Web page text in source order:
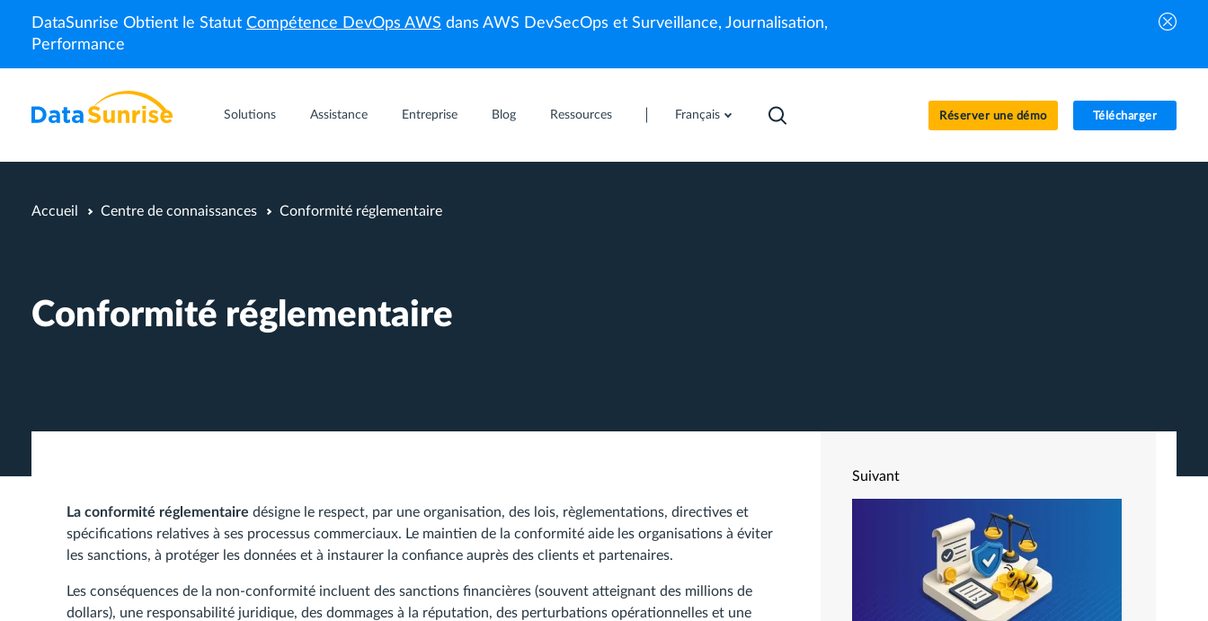
DataSunrise Obtient le Statut Compétence DevOps AWS dans AWS DevSecOps et Surveillance, Journalisation,
Performance
Solutions Assistance Entreprise Blog Ressources Français Réserver une démo Télécharger
Accueil Centre de connaissances Conformité réglementaire
Conformité réglementaire
La conformité réglementaire désigne le respect, par une organisation, des lois, règlementations, directives et
spécifications relatives à ses processus commerciaux. Le maintien de la conformité aide les organisations à éviter
les sanctions, à protéger les données et à instaurer la confiance auprès des clients et partenaires.
Les conséquences de la non-conformité incluent des sanctions financières (souvent atteignant des millions de
dollars), une responsabilité juridique, des dommages à la réputation, des perturbations opérationnelles et une
Suivant